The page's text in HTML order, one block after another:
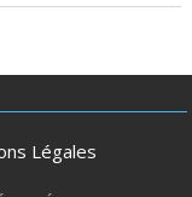
Légales